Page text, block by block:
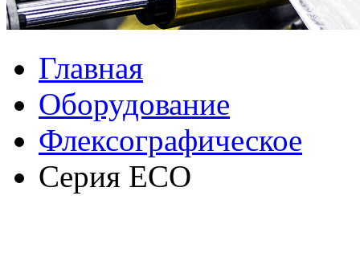
Главная
Оборудование
Флексографическое
Серия ECO